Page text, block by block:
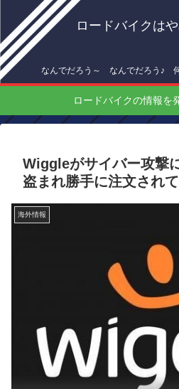
ロードバイクは
なんでだろう～ なんでだろう♪
ロードバイクの情報を
Wiggleがサイバー攻撃
盗まれ勝手に注文され
海外情報